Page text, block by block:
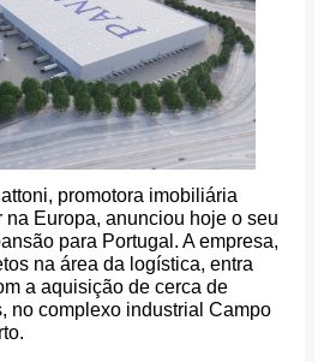
promotora imobiliária
na Europa, anunciou hoje o seu
para Portugal. A empresa,
na área da logística, entra
a aquisição de cerca de
no complexo industrial Campo